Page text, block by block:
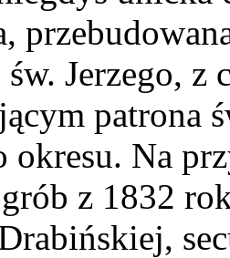
św. Jerzego,
patrona
okresu. Na
z 1832